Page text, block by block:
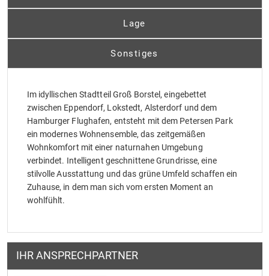
Lage
Sonstiges
Im idyllischen Stadtteil Groß Borstel, eingebettet
zwischen Eppendorf, Lokstedt, Alsterdorf und dem
Hamburger Flughafen, entsteht mit dem Petersen Park
ein modernes Wohnensemble, das zeitgemäßen
Wohnkomfort mit einer naturnahen Umgebung
verbindet. Intelligent geschnittene Grundrisse, eine
stilvolle Ausstattung und das grüne Umfeld schaffen ein
Zuhause, in dem man sich vom ersten Moment an
wohlfühlt.
IHR ANSPRECHPARTNER